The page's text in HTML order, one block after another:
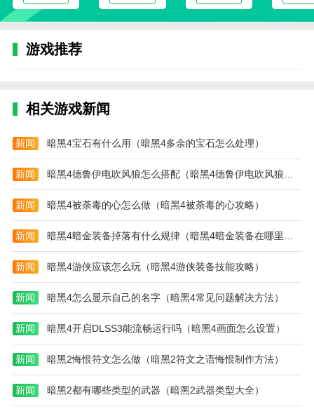
更新日志
热门搜索: 世界末日生存游戏攻略破解版(世界末日生存破解版最新
游戏推荐
相关游戏新闻
新闻 暗黑4宝石有什么用（暗黑4多余的宝石怎么处理）
新闻 暗黑4德鲁伊电吹风狼怎么搭配（暗黑4德鲁伊电吹风狼怎么玩）
新闻 暗黑4被荼毒的心怎么做（暗黑4被荼毒的心攻略）
新闻
新闻 暗黑4游侠应该怎么玩（暗黑4游侠装备技能攻略）
新闻 暗黑4怎么显示自己的名字（暗黑4常见问题解决方法）
新闻 暗黑4开启DLSS3能流畅运行吗（暗黑4画面怎么设置）
新闻 暗黑2悔恨符文怎么做（暗黑2符文之语悔恨制作方法）
新闻 暗黑2都有哪些类型的武器（暗黑2武器类型大全）